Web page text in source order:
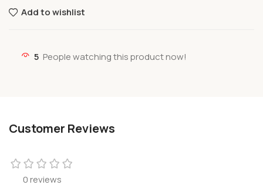
Add to wishlist
5 People watching this product now!
Customer Reviews
0 reviews